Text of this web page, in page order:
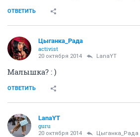
ОТВЕТИТЬ
Цыганка_Рада
activist
20 октября 2014 LanaYT
Малышка? : )
ОТВЕТИТЬ
LanaYT
guru
20 октября 2014 Цыганка_Рада